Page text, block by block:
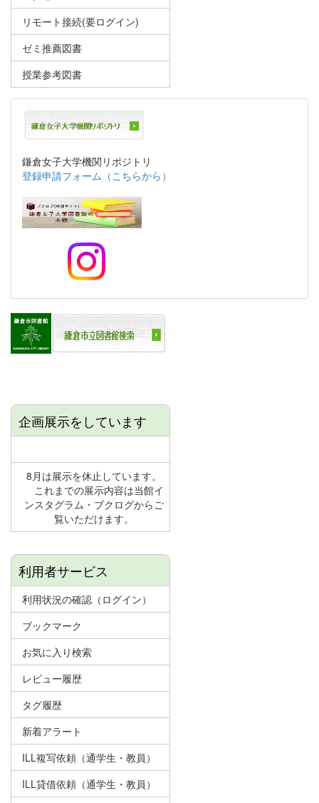
リモート接続(要ログイン)
ゼミ推薦図書
授業参考図書
鎌倉女子大学機関リポジトリ
登録申請フォーム（こちらから）
企画展示をしています
8月は展示を休止しています。
これまでの展示内容は当館イ
ンスタグラム・ブクログからご
覧いただけます。
利用者サービス
利用状況の確認（ログイン）
ブックマーク
お気に入り検索
レビュー履歴
タグ履歴
新着アラート
ILL複写依頼（通学生・教員）
ILL貸借依頼（通学生・教員）